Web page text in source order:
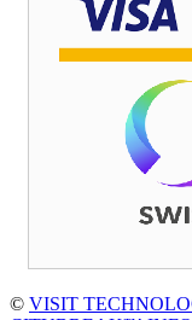
© VISIT